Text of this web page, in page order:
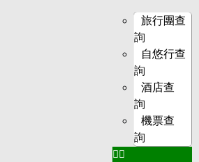
旅行團查
詢
自悠行查
詢
酒店查
詢
機票查
詢